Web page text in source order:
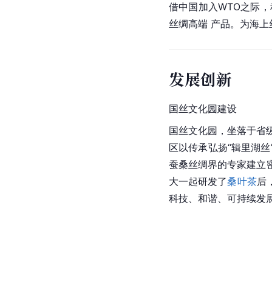
借中国加入WTO之际
丝绸高端 产品。为海上
发展创新
国丝文化园建设
国丝文化园，坐落于省
区以传承弘扬“辑里湖
蚕桑丝绸界的专家建立
大一起研发了桑叶茶后
科技、和谐、可持续发